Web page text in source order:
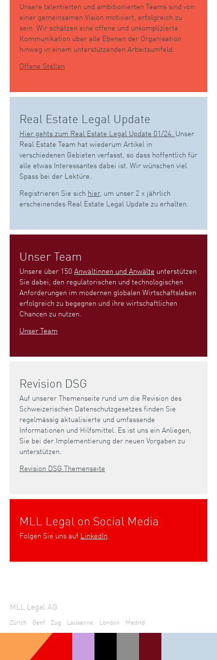
Unsere talentierten und ambitionierten Teams sind von
einer gemeinsamen Vision motiviert, erfolgreich zu
sein. Wir schätzen eine offene und unkomplizierte
Kommunikation über alle Ebenen der Organisation
hinweg in einem unterstützenden Arbeitsumfeld.
Offene Stellen
Real Estate Legal Update
Hier gehts zum Real Estate Legal Update 01/24. Unser
Real Estate Team hat wiederum Artikel in
verschiedenen Gebieten verfasst, so dass hoffentlich für
alle etwas Interessantes dabei ist. Wir wünschen viel
Spass bei der Lektüre.
Registrieren Sie sich hier, um unser 2 x jährlich
erscheinendes Real Estate Legal Update zu erhalten.
Unser Team
Unsere über 150 Anwältinnen und Anwälte unterstützen
Sie dabei, den regulatorischen und technologischen
Anforderungen im modernen globalen Wirtschaftsleben
erfolgreich zu begegnen und ihre wirtschaftlichen
Chancen zu nutzen.
Unser Team
Revision DSG
Auf unserer Themenseite rund um die Revision des
Schweizerischen Datenschutzgesetzes finden Sie
regelmässig aktualisierte und umfassende
Informationen und Hilfsmittel. Es ist uns ein Anliegen,
Sie bei der Implementierung der neuen Vorgaben zu
unterstützen.
Revision DSG Themenseite
MLL Legal on Social Media
Folgen Sie uns auf LinkedIn.
MLL Legal AG
Zürich Genf Zug Lausanne London Madrid